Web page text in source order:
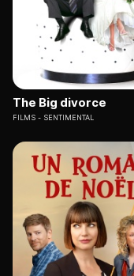
The Big divorce
FILMS SENTIMENTAL